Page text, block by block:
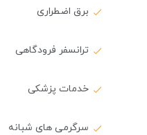
برق اضطراری
ترانسفر فرودگاهی
خدمات پزشکی
سرگرمی های شبانه